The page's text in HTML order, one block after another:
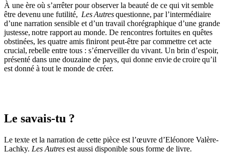
À une ère où s’arrêter pour observer la beauté de ce qui vit semble
être devenu une futilité, Les Autresquestionne, par l’intermédiaire
d’une narration sensible et d’un travail chorégraphique d’une grande
justesse, notre rapport au monde. De rencontres fortuites en quêtes
obstinées, les quatre amis finiront peut-être par commettre cet acte
crucial, rebelle entre tous : s’émerveiller du vivant. Un brin d’espoir,
présenté dans une douzaine de pays, qui donne envie de croire qu’il
est donné à tout le monde de créer.
Le savais-tu ?
Le texte et la narration de cette pièce est l’œuvre d’Eléonore Valère-
Lachky. Les Autres est aussi disponible sous forme de livre.